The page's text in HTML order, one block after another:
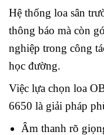
Hệ thống loa sân
thông báo mà còn
nghiệp trong công
học đường.
Việc lựa chọn loa
6650 là giải pháp
Âm thanh rõ